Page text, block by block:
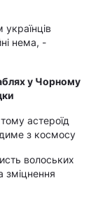
нема, -
у Чорному
астероїд
з космосу
волоських
зміцнення